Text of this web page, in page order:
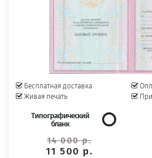
Бесплатная доставка
Живая печать
Типографический
бланк
14 000 р.
11 500 р.